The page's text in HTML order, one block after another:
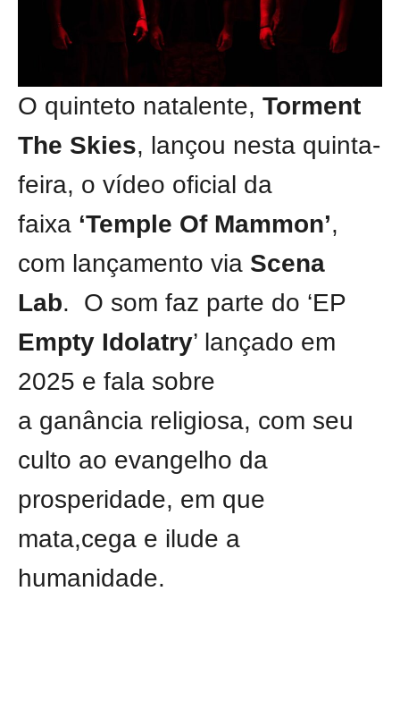
O quinteto natalente, Torment
The Skies, lançou nesta quinta-
feira, o vídeo oficial da
faixa ‘Temple Of Mammon’,
com lançamento via Scena
Lab. O som faz parte do ‘EP
Empty Idolatry’ lançado em
2025 e fala sobre
a ganância religiosa, com seu
culto ao evangelho da
prosperidade, em que
mata,cega e ilude a
humanidade.